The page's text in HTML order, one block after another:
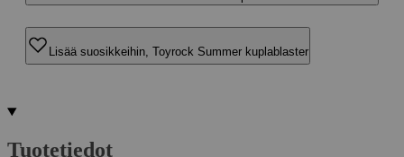
Lisää suosikkeihin, Toyrock Summer kuplablaster
Tuotetiedot